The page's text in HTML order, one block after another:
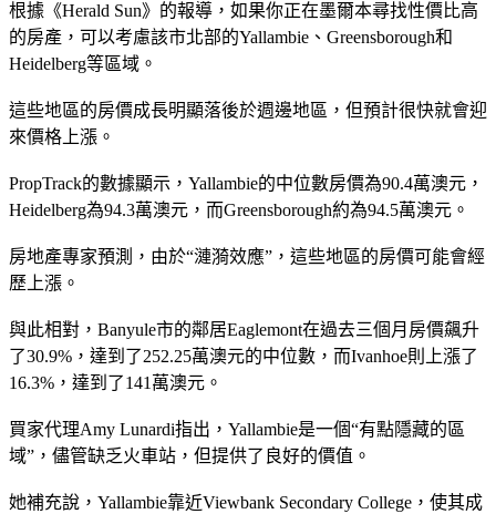
根據《Herald Sun》的報導，如果你正在墨爾本尋找性價比高
的房產，可以考慮該市北部的Yallambie、Greensborough和
Heidelberg等區域。
這些地區的房價成長明顯落後於週邊地區，但預計很快就會迎
來價格上漲。
PropTrack的數據顯示，Yallambie的中位數房價為90.4萬澳元，
Heidelberg為94.3萬澳元，而Greensborough約為94.5萬澳元。
房地產專家預測，由於“漣漪效應”，這些地區的房價可能會經
歷上漲。
與此相對，Banyule市的鄰居Eaglemont在過去三個月房價飆升
了30.9%，達到了252.25萬澳元的中位數，而Ivanhoe則上漲了
16.3%，達到了141萬澳元。
買家代理Amy Lunardi指出，Yallambie是一個“有點隱藏的區
域”，儘管缺乏火車站，但提供了良好的價值。
她補充說，Yallambie靠近Viewbank Secondary College，使其成